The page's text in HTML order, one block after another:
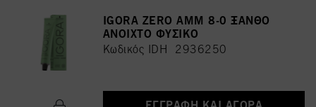
IGORA ZERO AMM 8-0 ΞΑΝΘΟ
ΑΝΟΙΧΤΟ ΦΥΣΙΚΟ
Κωδικός IDH 2936250